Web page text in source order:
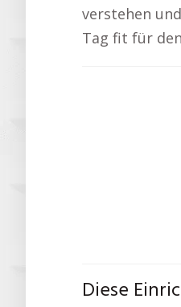
verstehen
Tag fit für
Diese